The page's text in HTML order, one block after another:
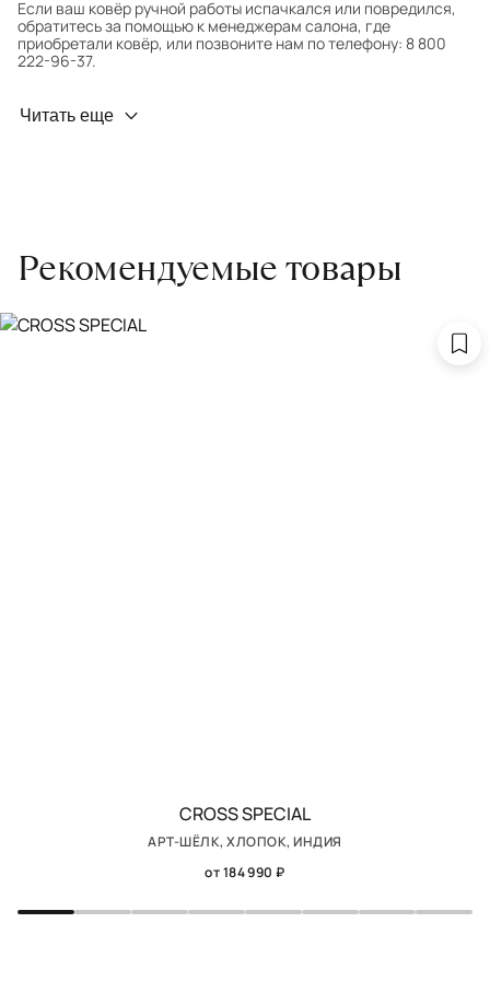
Если ваш ковёр ручной работы испачкался или повредился,
обратитесь за помощью к менеджерам салона, где
приобретали ковёр, или позвоните нам по телефону: 8 800
222-96-37.
Профилактика износа
заборе ковра экспертом либо привозите его в салон.
Читать еще
Рекомендуемые товары
CROSS SPEСIAL
АРТ-ШЁЛК, ХЛОПОК, ИНДИЯ
от 184 990 ₽